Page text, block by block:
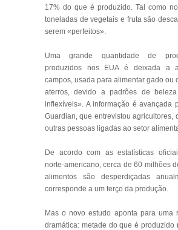
17% do que é produzido. Tal como
toneladas de vegetais e fruta são
serem «perfeitos».
Uma grande quantidade de
produzidos nos EUA é deixada a
campos, usada para alimentar gado ou
aterros, devido a padrões de
inflexíveis». A informação é avançada
Guardian, que entrevistou agricultores,
outras pessoas ligadas ao setor
De acordo com as estatísticas
norte-americano, cerca de 60 milhões
alimentos são desperdiçadas
corresponde a um terço da produção.
Mas o novo estudo aponta para uma
dramática: metade do que é produzido